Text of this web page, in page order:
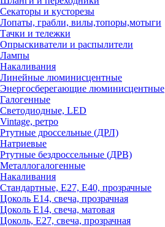
Секаторы и кусторезы
Лопаты, грабли, вилы,топоры,мотыги
Тачки и тележки
Опрыскиватели и распылители
Лампы
Накаливания
Линейные люминисцентные
Энергосберегающие люминисцентные
Галогенные
Светодиодные, LED
Vintage, ретро
Ртутные дроссельные (ДРЛ)
Натриевые
Ртутные бездроссельные (ДРВ)
Металлогалогенные
Накаливания
Стандартные, Е27, Е40, прозрачные
Цоколь Е14, свеча, прозрачная
Цоколь Е14, свеча, матовая
Цоколь, Е27, свеча, прозрачная